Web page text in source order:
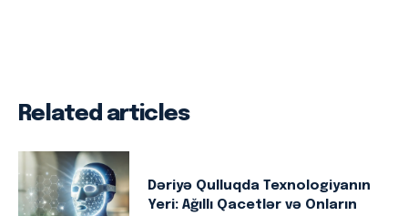
Related articles
Dəriyə Qulluqda Texnologiyanın
Yeri: Ağıllı Qacetlər və Onların